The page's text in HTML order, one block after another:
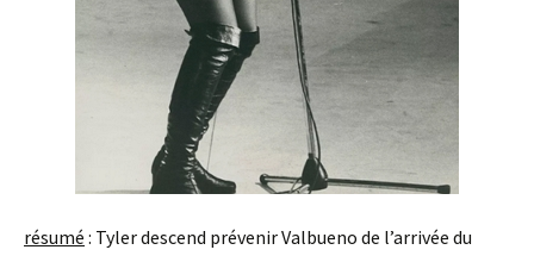
résumé : Tyler descend prévenir Valbueno de l’arrivée du